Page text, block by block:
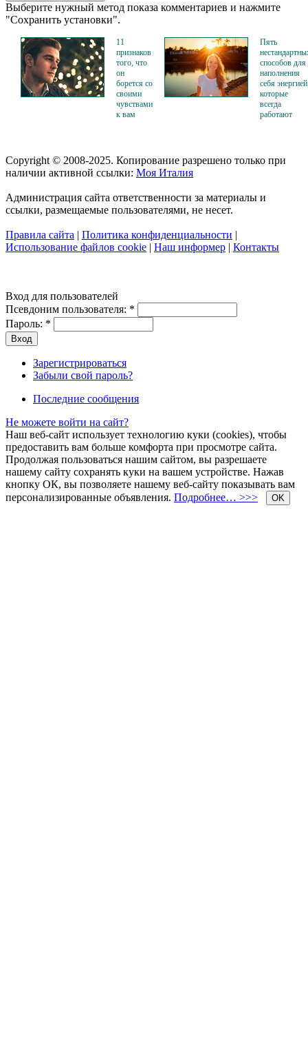
Выберите нужный метод показа комментариев и нажмите
"Сохранить установки".
11
признаков
того, что
он
борется со
своими
чувствами
к вам
Пять
способов для
наполнения
себя
которые
всегда
работают
Copyright © 2008-2025. Копирование разрешено только при
наличии активной ссылки: Моя Италия
Администрация сайта ответственности за материалы и
ссылки, размещаемые пользователями, не несет.
Правила сайта | Политика конфиденциальности |
Использование файлов cookie | Наш информер | Контакты
Вход для пользователей
Псевдоним пользователя: *
Пароль: *
Зарегистрироваться
Забыли свой пароль?
Последние сообщения
Не можете войти на сайт?
Наш веб-сайт использует технологию куки (cookies), чтобы
предоставить вам больше комфорта при просмотре сайта.
Продолжая пользоваться нашим сайтом, вы разрешаете
нашему сайту сохранять куки на вашем устройстве. Нажав
кнопку ОК, вы позволяете нашему веб-сайту показывать вам
персонализированные объявления. Подробнее… >>> OK